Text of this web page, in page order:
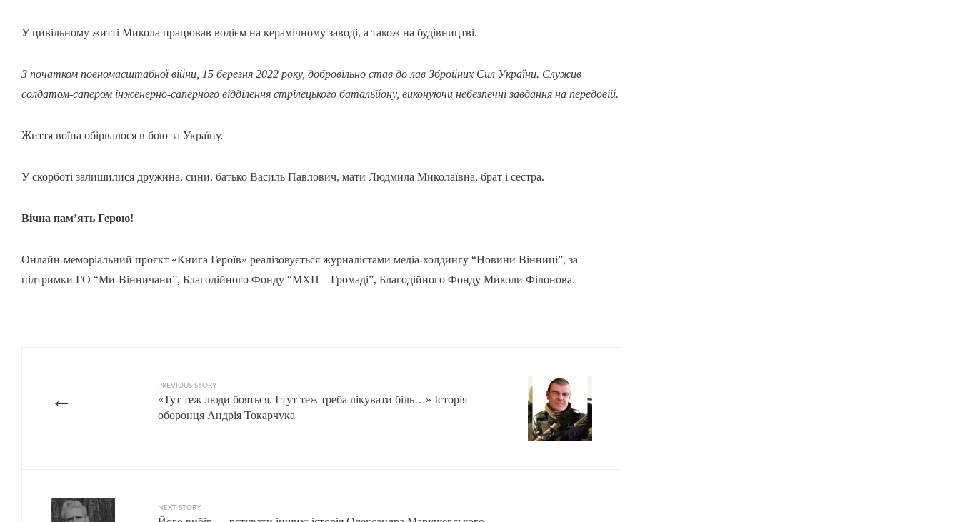
У цивільному житті Микола працював водієм на керамічному заводі, а також на будівництві.
З початком повномасштабної війни, 15 березня 2022 року, добровільно став до лав Збройних Сил України. Служив
солдатом-сапером інженерно-саперного відділення стрілецького батальйону, виконуючи небезпечні завдання на передовій.
Життя воїна обірвалося в бою за Україну.
У скорботі залишилися дружина, сини, батько Василь Павлович, мати Людмила Миколаївна, брат і сестра.
Вічна пам’ять Герою!
Онлайн-меморіальний проєкт «Книга Героїв» реалізовується журналістами медіа-холдингу “Новини Вінниці”, за
підтримки ГО “Ми-Вінничани”, Благодійного Фонду “МХП – Громаді”, Благодійного Фонду Миколи Філонова.
←
PREVIOUS STORY
«Тут теж люди бояться. І тут теж треба лікувати біль…» Історія
оборонця Андрія Токарчука
NEXT STORY